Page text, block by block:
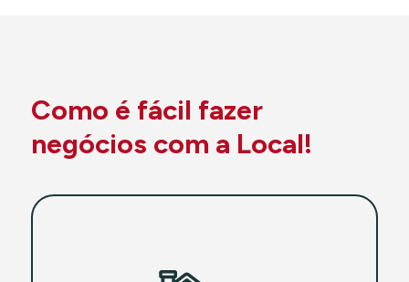
Como é fácil fazer
negócios com a Local!